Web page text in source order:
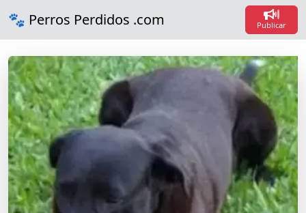
🐾 Perros Perdidos .com Publicar